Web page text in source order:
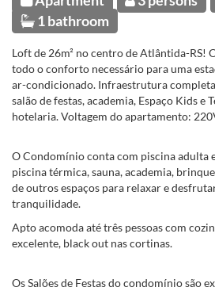
1 bathroom
Loft de 26m² no centro de Atlântida-RS!
todo o conforto necessário para uma
ar-condicionado. Infraestrutura
salão de festas, academia, Espaço Kids e
hotelaria. Voltagem do apartamento:
O Condomínio conta com piscina adulta
piscina térmica, sauna, academia,
de outros espaços para relaxar e
tranquilidade.
Apto acomoda até três pessoas com
excelente, black out nas cortinas.
Os Salões de Festas do condomínio são